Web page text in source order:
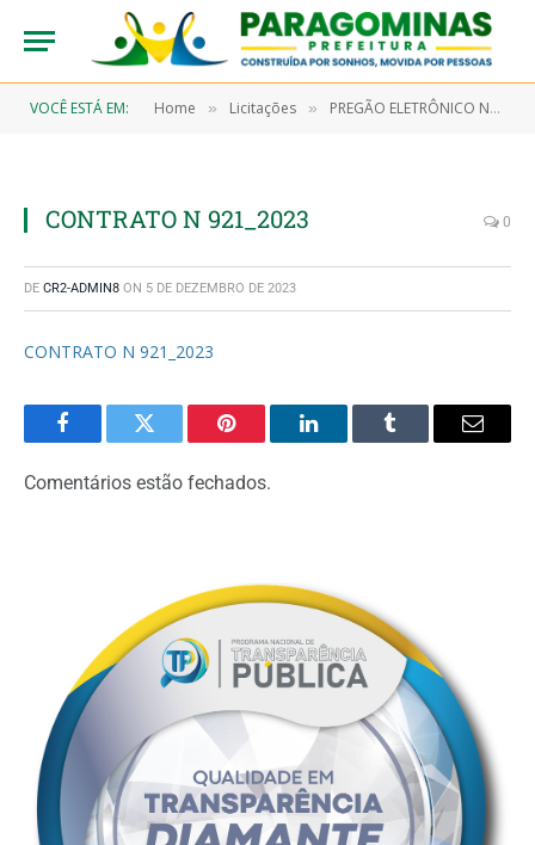
VOCÊ ESTÁ EM: Home » Licitações » PREGÃO ELETRÔNICO N° 9/2023-00011-SRP (AQUISIÇÃO DE PEÇAS DO TIPO MANGUEIRAS E TERMINAIS HIDRÁULICOS PARA SEREM UTILIZADAS NA MANUTENÇÃO DOS VEÍCULOS PESADOS E EQUIPAMENTOS PERTENCENTES A FROTA DA PREFEITURA MUNICIPAL DE PARAGOMINAS)
CONTRATO N 921_2023 0
DE CR2-ADMIN8 ON 5 DE DEZEMBRO DE 2023
CONTRATO N 921_2023
FacebookTwitter Pinterest LinkedInTumblr Email
Comentários estão fechados.